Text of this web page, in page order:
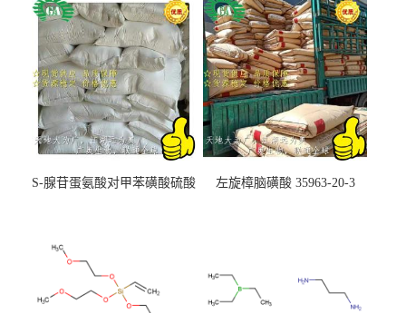
S-腺苷蛋氨酸对甲苯磺酸硫酸
左旋樟脑磺酸 35963-20-3